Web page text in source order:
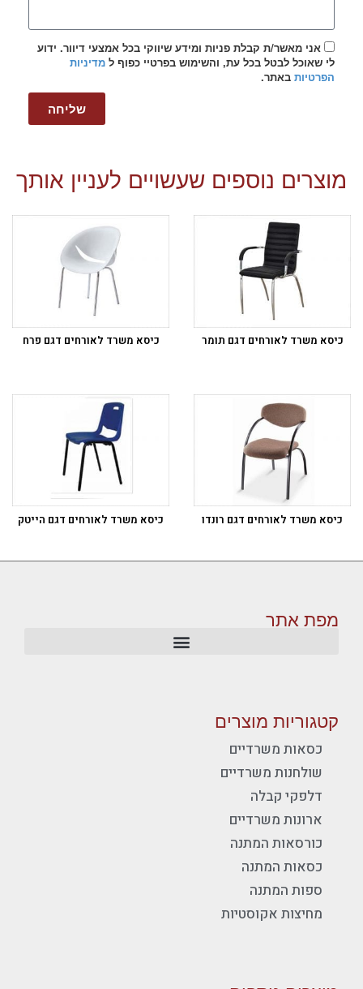
אני מאשר/ת קבלת פניות ומידע שיווקי בכל אמצעי דיוור. ידוע
לי שאוכל לבטל בכל עת, והשימוש בפרטיי כפוף ל מדיניות
הפרטיות באתר.
שליחה
מוצרים נוספים שעשויים לעניין אותך
כיסא משרד לאורחים דגם תומר כיסא משרד לאורחים דגם פרח
כיסא משרד לאורחים דגם רונדו כיסא משרד לאורחים דגם הייטק
מפת אתר
קטגוריות מוצרים
כסאות משרדיים
שולחנות משרדיים
דלפקי קבלה
ארונות משרדיים
כורסאות המתנה
כסאות המתנה
ספות המתנה
מחיצות אקוסטיות